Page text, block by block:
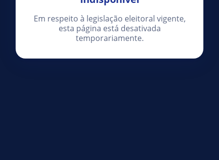
Em respeito à legislação eleitoral vigente,
esta página está desativada
temporariamente.